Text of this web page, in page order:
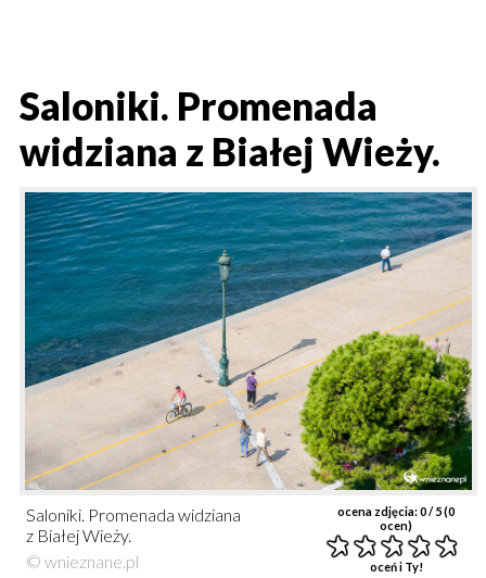
Saloniki. Promenada
widziana z Białej Wieży.
ocena zdjęcia:0/ 5 (0
ocen)
oceń i Ty!
Saloniki. Promenada widziana
z Białej Wieży.
© wnieznane.pl